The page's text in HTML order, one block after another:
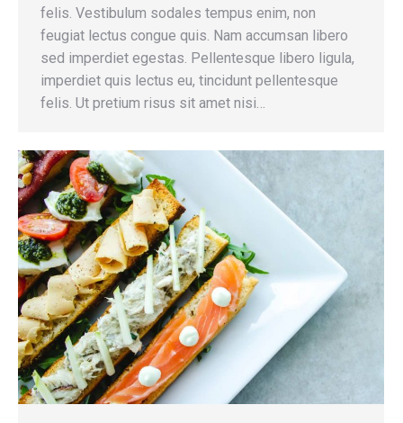
felis. Vestibulum sodales tempus enim, non
feugiat lectus congue quis. Nam accumsan libero
sed imperdiet egestas. Pellentesque libero ligula,
imperdiet quis lectus eu, tincidunt pellentesque
felis. Ut pretium risus sit amet nisi…